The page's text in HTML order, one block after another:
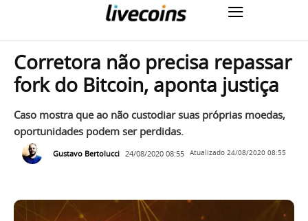
Corretora não precisa repassar
fork do Bitcoin, aponta justiça
Caso mostra que ao não custodiar suas próprias moedas,
oportunidades podem ser perdidas.
Gustavo Bertolucci 24/08/2020 08:55 Atualizado 24/08/2020 08:55